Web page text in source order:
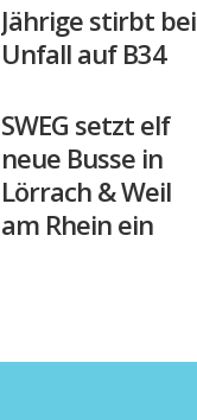
Jährige stirbt bei
Unfall auf B34
SWEG setzt elf
neue Busse in
Lörrach & Weil
am Rhein ein